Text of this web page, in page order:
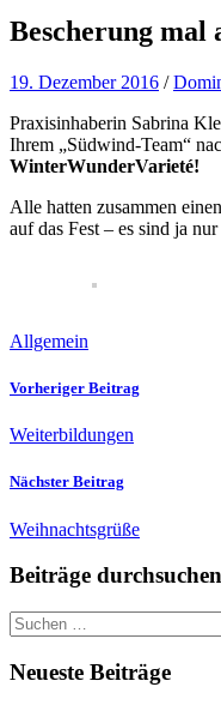
Bescherung mal
19. Dezember 2016 /
Praxisinhaberin Sabrina
Ihrem „Südwind-Team“
WinterWunderVarieté!
Alle hatten zusammen
auf das Fest – es sind ja
Allgemein
Vorheriger Beitrag
Weiterbildungen
Nächster Beitrag
Weihnachtsgrüße
Beiträge durchsuchen
Suchen
nach:
Neueste Beiträge